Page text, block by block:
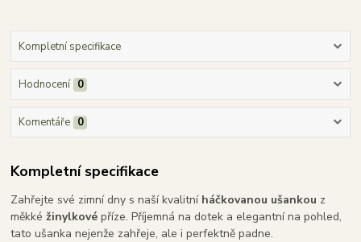
Kompletní specifikace
Hodnocení 0
Komentáře 0
Kompletní specifikace
Zahřejte své zimní dny s naší kvalitní háčkovanou ušankou z
měkké žinylkové příze. Příjemná na dotek a elegantní na pohled,
tato ušanka nejenže zahřeje, ale i perfektně padne.